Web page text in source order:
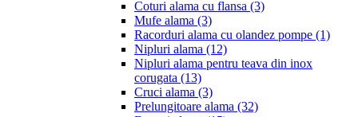
Coturi alama cu flansa (3)
Mufe alama (3)
Racorduri alama cu olandez pompe (1)
Nipluri alama (12)
Nipluri alama pentru teava din inox
corugata (13)
Cruci alama (3)
Prelungitoare alama (32)